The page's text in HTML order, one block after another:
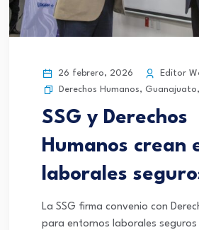
26 febrero, 2026
Editor
Derechos Humanos, Guanajuato,
SSG y Derechos
Humanos crean
laborales
La SSG firma convenio con
para entornos laborales